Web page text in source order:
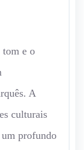
tom e o
A
culturais
profundo